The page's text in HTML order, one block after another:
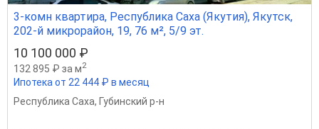
3-комн квартира, Республика Саха (Якутия), Якутск,
202-й микрорайон, 19, 76 м², 5/9 эт.
10 100 000 ₽
132 895 ₽ за м2
Ипотека от 22 444 ₽ в месяц
Республика Саха, Губинский р-н